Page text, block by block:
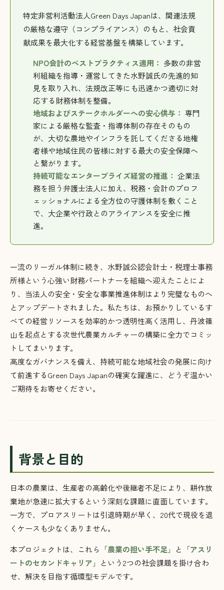
特定非営利活動法人Green Days Japanは、関連法規
の厳格な遵守（コンプライアンス）のもと、社会貢
献成果を最大化する経営基盤を構築しています。
NPO会計のベストプラクティス適用： 多数の非営
利組織を指導・運営してきた水野誠氏の先進的知
見を取り入れ、法規改正等にも迅速かつ適切に対
応する財務体制を整備。
地域およびステークホルダーへの安心供与： 専門
家による厳格な監査・指導体制の存在そのもの
が、大切な農地やインフラを託してくださる地権
者様や地域住民の皆様に対する最大の安全保障へ
と繋がります。
持続可能なエンタープライズ経営の推進： 企業法
務を担う弁護士法人に加え、税務・会計のプロフ
ェッショナルによる全方位の守護体制を敷くこと
で、大企業や行政とのアライアンスを安全に推
進。
一流のリーガル体制に続き、水野誠公認会計士・税理士事務
所様という心強い財務パートナーを組織へ迎えたことによ
り、当法人の安全・安全な事業推進体制はより完璧なものへ
とアップデートされました。私たちは、お預かりしているす
べての経営リソースを効率的かつ透明性高く活用し、丹波篠
山を起点とする次世代農業カルチャーの構築に全力でコミッ
トしてまいります。
高度なガバナンスを備え、持続可能な地域社会の発展に向け
て前進するGreen Days Japanの確実な躍進に、どうぞ温かい
ご期待をお寄せください。
背景と目的
日本の農業は、生産者の高齢化や後継者不足により、耕作放
棄地が急速に拡大するという深刻な課題に直面しています。
一方で、プロアスリートは引退時期が早く、20代で現役を退
くケースも少なくありません。
本プロジェクトは、これら
「農業の担い手不足」 と
「アスリ
ートのセカンドキャリア」
という2つの社会課題を掛け合わ
せ、解決を目指す循環型モデルです。